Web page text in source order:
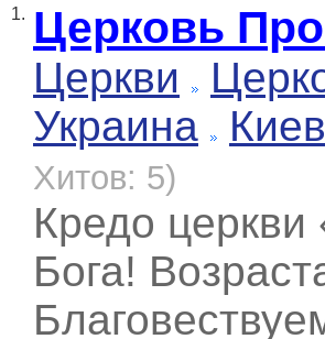
1. Церковь
Церкви
Украина
Хитов: 5)
Кредо
Бога!